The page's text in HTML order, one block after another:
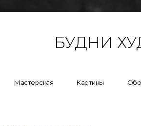
БУДНИ
Мастерская Картины